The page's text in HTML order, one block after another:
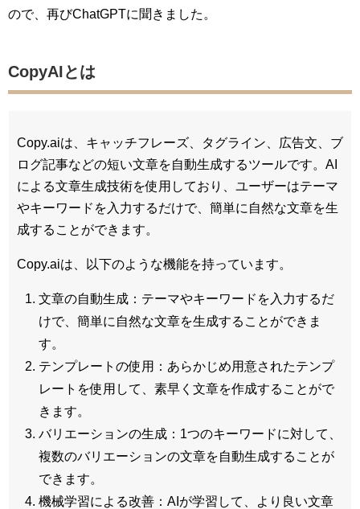
ので、再びChatGPTに聞きました。
CopyAIとは
Copy.aiは、キャッチフレーズ、タグライン、広告文、ブ
ログ記事などの短い文章を自動生成するツールです。AI
による文章生成技術を使用しており、ユーザーはテーマ
やキーワードを入力するだけで、簡単に自然な文章を生
成することができます。
Copy.aiは、以下のような機能を持っています。
文章の自動生成：テーマやキーワードを入力するだ
けで、簡単に自然な文章を生成することができま
す。
テンプレートの使用：あらかじめ用意されたテンプ
レートを使用して、素早く文章を作成することがで
きます。
バリエーションの生成：1つのキーワードに対して、
複数のバリエーションの文章を自動生成することが
できます。
機械学習による改善：AIが学習して、より良い文章